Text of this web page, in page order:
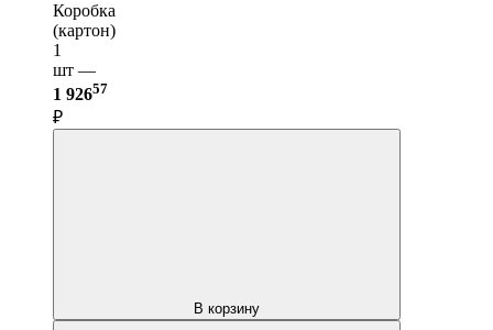
Коробка
(картон)
1
шт —
1 92657
₽
В корзину